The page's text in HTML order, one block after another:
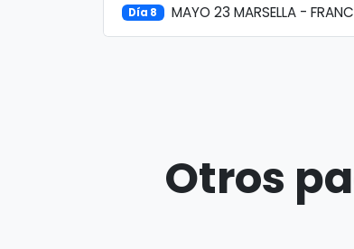
Día 8 MAYO 23 MARSELLA -
Otros